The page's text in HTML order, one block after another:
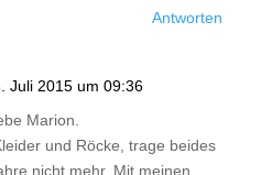
Antworten
Juli 2015 um 09:36
Marion.
und Röcke, trage beides
nicht mehr. Mit meinen